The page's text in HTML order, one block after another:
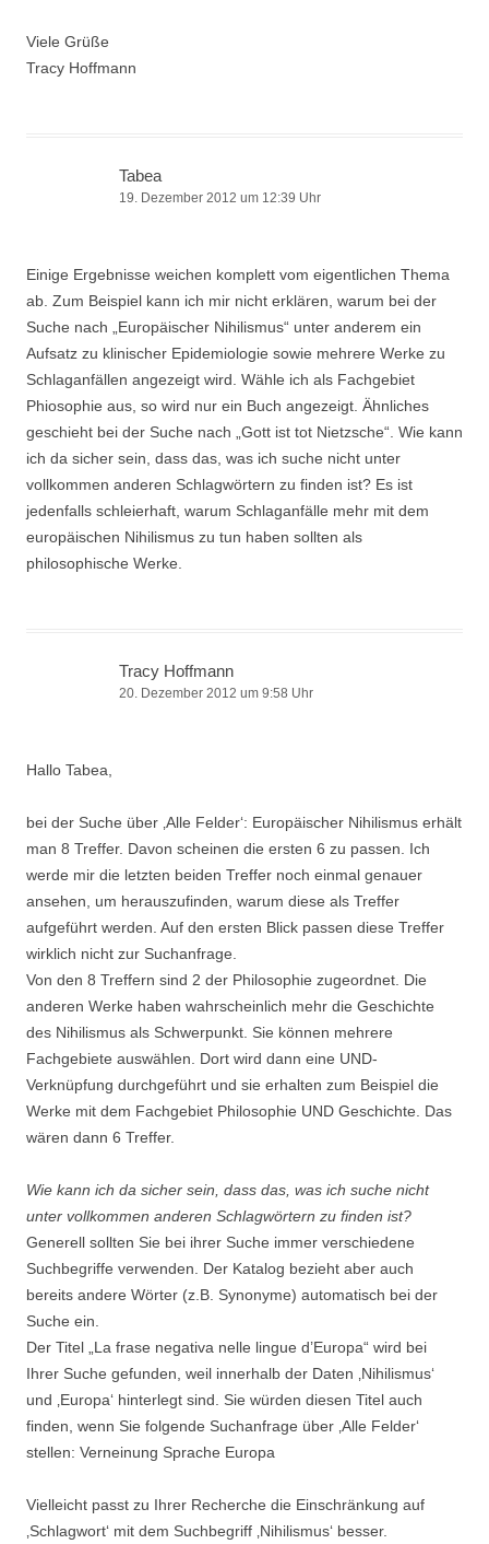
Viele Grüße
Tracy Hoffmann
Tabea
19. Dezember 2012 um 12:39 Uhr
Einige Ergebnisse weichen komplett vom eigentlichen Thema
ab. Zum Beispiel kann ich mir nicht erklären, warum bei der
Suche nach „Europäischer Nihilismus“ unter anderem ein
Aufsatz zu klinischer Epidemiologie sowie mehrere Werke zu
Schlaganfällen angezeigt wird. Wähle ich als Fachgebiet
Phiosophie aus, so wird nur ein Buch angezeigt. Ähnliches
geschieht bei der Suche nach „Gott ist tot Nietzsche“. Wie kann
ich da sicher sein, dass das, was ich suche nicht unter
vollkommen anderen Schlagwörtern zu finden ist? Es ist
jedenfalls schleierhaft, warum Schlaganfälle mehr mit dem
europäischen Nihilismus zu tun haben sollten als
philosophische Werke.
Tracy Hoffmann
20. Dezember 2012 um 9:58 Uhr
Hallo Tabea,
bei der Suche über ‚Alle Felder‘: Europäischer Nihilismus erhält
man 8 Treffer. Davon scheinen die ersten 6 zu passen. Ich
werde mir die letzten beiden Treffer noch einmal genauer
ansehen, um herauszufinden, warum diese als Treffer
aufgeführt werden. Auf den ersten Blick passen diese Treffer
wirklich nicht zur Suchanfrage.
Von den 8 Treffern sind 2 der Philosophie zugeordnet. Die
anderen Werke haben wahrscheinlich mehr die Geschichte
des Nihilismus als Schwerpunkt. Sie können mehrere
Fachgebiete auswählen. Dort wird dann eine UND-
Verknüpfung durchgeführt und sie erhalten zum Beispiel die
Werke mit dem Fachgebiet Philosophie UND Geschichte. Das
wären dann 6 Treffer.
Wie kann ich da sicher sein, dass das, was ich suche nicht
unter vollkommen anderen Schlagwörtern zu finden ist?
Generell sollten Sie bei ihrer Suche immer verschiedene
Suchbegriffe verwenden. Der Katalog bezieht aber auch
bereits andere Wörter (z.B. Synonyme) automatisch bei der
Suche ein.
Der Titel „La frase negativa nelle lingue d’Europa“ wird bei
Ihrer Suche gefunden, weil innerhalb der Daten ‚Nihilismus‘
und ‚Europa‘ hinterlegt sind. Sie würden diesen Titel auch
finden, wenn Sie folgende Suchanfrage über ‚Alle Felder‘
stellen: Verneinung Sprache Europa
Vielleicht passt zu Ihrer Recherche die Einschränkung auf
‚Schlagwort‘ mit dem Suchbegriff ‚Nihilismus‘ besser.